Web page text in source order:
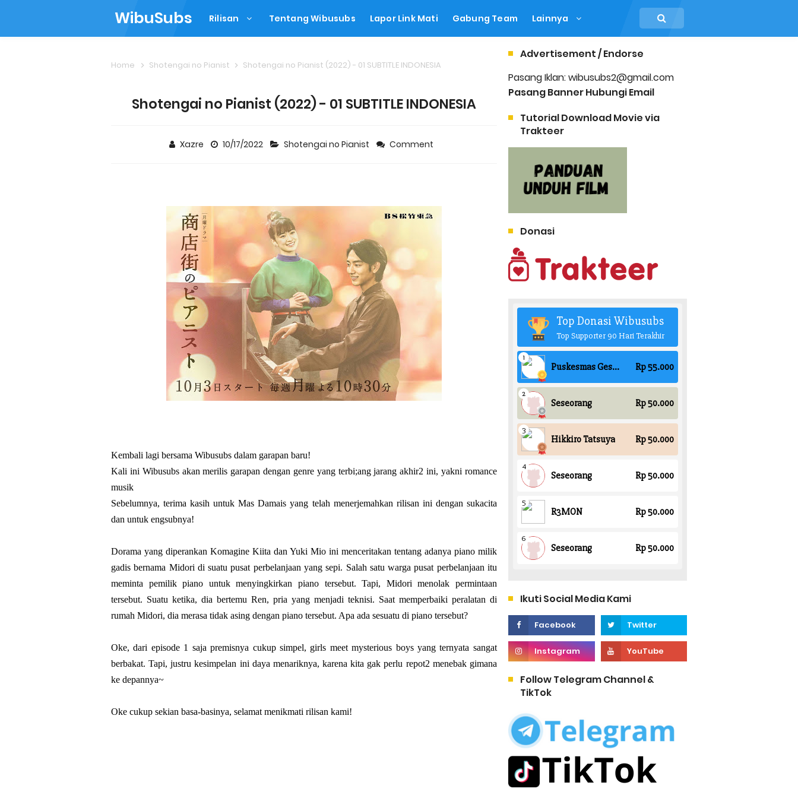
WibuSubs Rilisan Tentang Wibusubs Lapor Link Mati Gabung Team Lainnya
Home Shotengai no Pianist Shotengai no Pianist (2022) - 01 SUBTITLE INDONESIA
Shotengai no Pianist (2022) - 01 SUBTITLE INDONESIA
Xazre 10/17/2022 Shotengai no Pianist Comment
Kembali lagi bersama Wibusubs dalam garapan baru!
Kali ini Wibusubs akan merilis garapan dengan genre yang terbi;ang jarang akhir2 ini, yakni romance
musik
Sebelumnya, terima kasih untuk Mas Damais yang telah menerjemahkan rilisan ini dengan sukacita
dan untuk engsubnya!
Dorama yang diperankan Komagine Kiita dan Yuki Mio ini menceritakan tentang adanya piano milik
gadis bernama Midori di suatu pusat perbelanjaan yang sepi. Salah satu warga pusat perbelanjaan itu
meminta pemilik piano untuk menyingkirkan piano tersebut. Tapi, Midori menolak permintaan
tersebut. Suatu ketika, dia bertemu Ren, pria yang menjadi teknisi. Saat memperbaiki peralatan di
rumah Midori, dia merasa tidak asing dengan piano tersebut. Apa ada sesuatu di piano tersebut?
Oke, dari episode 1 saja premisnya cukup simpel, girls meet mysterious boys yang ternyata sangat
berbakat. Tapi, justru kesimpelan ini daya menariknya, karena kita gak perlu repot2 menebak gimana
ke depannya~
Oke cukup sekian basa-basinya, selamat menikmati rilisan kami!
Advertisement / Endorse
Pasang Iklan: wibusubs2@gmail.com
Pasang Banner Hubungi Email
Tutorial Download Movie via
Trakteer
Donasi
Ikuti Social Media Kami
Follow Telegram Channel &
TikTok